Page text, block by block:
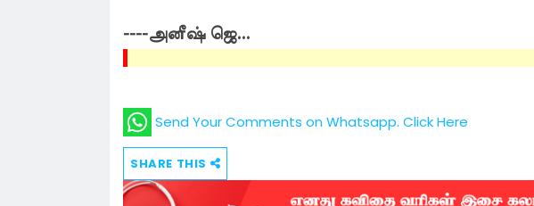
----அனீஷ் ஜெ...
Send Your Comments on Whatsapp. Click Here
SHARE THIS